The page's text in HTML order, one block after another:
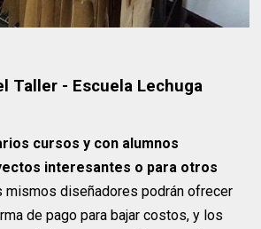
Taller - Escuela Lechuga
cursos y con alumnos
interesantes o para otros
mismos diseñadores podrán ofrecer
de pago para bajar costos, y los